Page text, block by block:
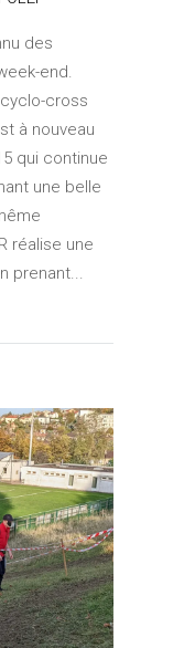
des
end.
cross
à nouveau
qui continue
une belle
réalise une
prenant...